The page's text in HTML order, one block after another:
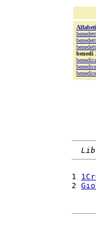
benedì
benedica
benedice
1
2